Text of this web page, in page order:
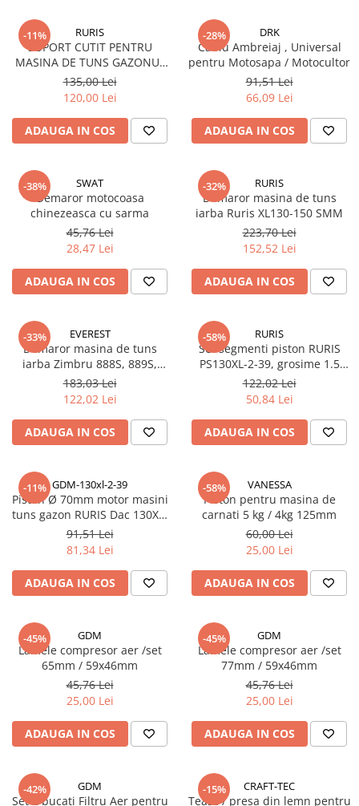
-11% RURIS
SUPORT CUTIT PENTRU
MASINA DE TUNS GAZONUL
RURIS DAC 109XL
135,00 Lei
120,00 Lei
ADAUGA IN COS
-28% DRK
Cablu Ambreiaj , Universal
pentru Motosapa / Motocultor
91,51 Lei
66,09 Lei
ADAUGA IN COS
-38% SWAT
Demaror motocoasa
chinezeasca cu sarma
45,76 Lei
28,47 Lei
ADAUGA IN COS
-32% RURIS
Demaror masina de tuns
iarba Ruris XL130-150 SMM
223,70 Lei
152,52 Lei
ADAUGA IN COS
-33% EVEREST
Demaror masina de tuns
iarba Zimbru 888S, 889S,
DAC100XL, Atlet 909
183,03 Lei
122,02 Lei
ADAUGA IN COS
-58% RURIS
Set segmenti piston RURIS
PS130XL-2-39, grosime 1.5
mm, pentru masina de tuns
iarba Ruris DAC 130XL
122,02 Lei
50,84 Lei
ADAUGA IN COS
-11% GDM-130xl-2-39
Piston Ø 70mm motor masini
tuns gazon RURIS Dac 130XL,
Dac 9700S
91,51 Lei
81,34 Lei
ADAUGA IN COS
-58% VANESSA
Piston pentru masina de
carnati 5 kg / 4kg 125mm
60,00 Lei
25,00 Lei
ADAUGA IN COS
-45% GDM
Lamele compresor aer /set
65mm / 59x46mm
45,76 Lei
25,00 Lei
ADAUGA IN COS
-45% GDM
Lamele compresor aer /set
77mm / 59x46mm
45,76 Lei
25,00 Lei
ADAUGA IN COS
-42% GDM
Set 2 bucati Filtru Aer pentru
-15% CRAFT-TEC
Teasc / presa din lemn pentru